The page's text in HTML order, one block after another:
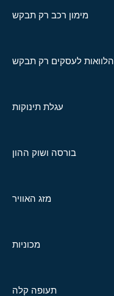
מימון רכב רק תבקש
הלוואות לעסקים רק תבקש
עגלת תינוקות
בורסה ושוק ההון
מזג האוויר
מכוניות
תעופה קלה